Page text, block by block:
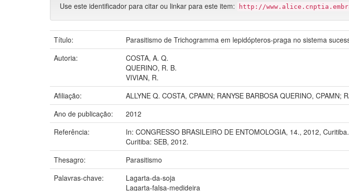
Use este identificador para citar ou linkar para este item: http://
Título:
Parasitismo de Trichogramma em lepidópteros-praga no sistema
Autoria:
COSTA, A. Q.
QUERINO, R. B.
VIVIAN, R.
Afiliação:
ALLYNE Q. COSTA, CPAMN; RANYSE BARBOSA QUERINO, CPAMN;
Ano de publicação:
2012
Referência:
In: CONGRESSO BRASILEIRO DE ENTOMOLOGIA, 14., 2012,
Curitiba: SEB, 2012.
Thesagro:
Parasitismo
Palavras-chave:
Lagarta-da-soja
Lagarta-falsa-medideira